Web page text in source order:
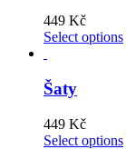
449 Kč
Select options
Šaty
449 Kč
Select options